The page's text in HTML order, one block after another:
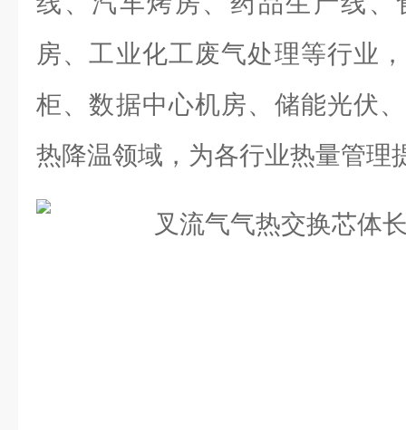
房、工业化工废气处理等行业
柜、数据中心机房、储能光伏
热降温领域，为各行业热量管理